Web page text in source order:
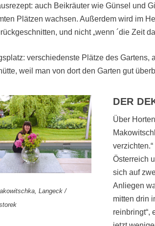
auch Beikräuter wie Günsel und
Plätzen wachsen. Außerdem wird im
und nicht „wenn ´die Zeit
verschiedenste Plätze des Gartens,
weil man von dort den Garten gut
Langeck /
DER
Über
Österreich
sich auf
Anliegen
mitten drin
reinbringt“,